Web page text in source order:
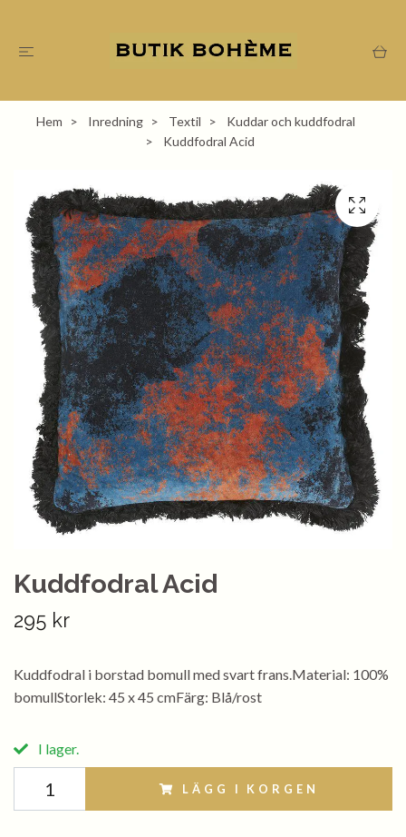
Hem Inredning Textil
Kuddar och kuddfodral
Kuddfodral Acid
Kuddfodral Acid
295 kr
Kuddfodral i borstad bomull med svart frans.Material: 100%
bomullStorlek: 45 x 45 cmFärg: Blå/rost
I lager.
LÄGG I KORGEN